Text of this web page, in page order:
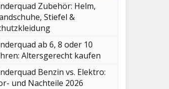
Zubehör: Helm,
Stiefel &
ab 6, 8 oder 10
Altersgerecht kaufen
Benzin vs. Elektro:
und Nachteile 2026